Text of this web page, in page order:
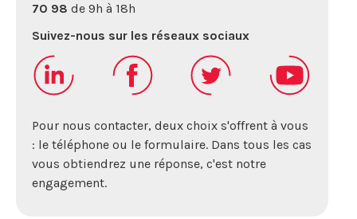
70 98 de 9h à 18h
Suivez-nous sur les réseaux sociaux
Pour nous contacter, deux choix s'offrent à vous
: le téléphone ou le formulaire. Dans tous les cas
vous obtiendrez une réponse, c'est notre
engagement.